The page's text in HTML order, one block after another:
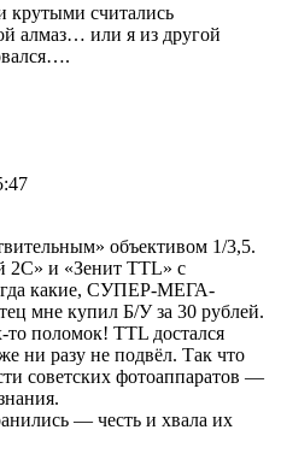
крутыми считались
алмаз… или я из другой
объективом 1/3,5.
и «Зенит TTL» с
какие, СУПЕР-МЕГА-
мне купил Б/У за 30 рублей.
поломок! TTL достался
ни разу не подвëл. Так что
советских фотоаппаратов —
— честь и хвала их